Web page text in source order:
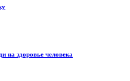
на здоровье человека